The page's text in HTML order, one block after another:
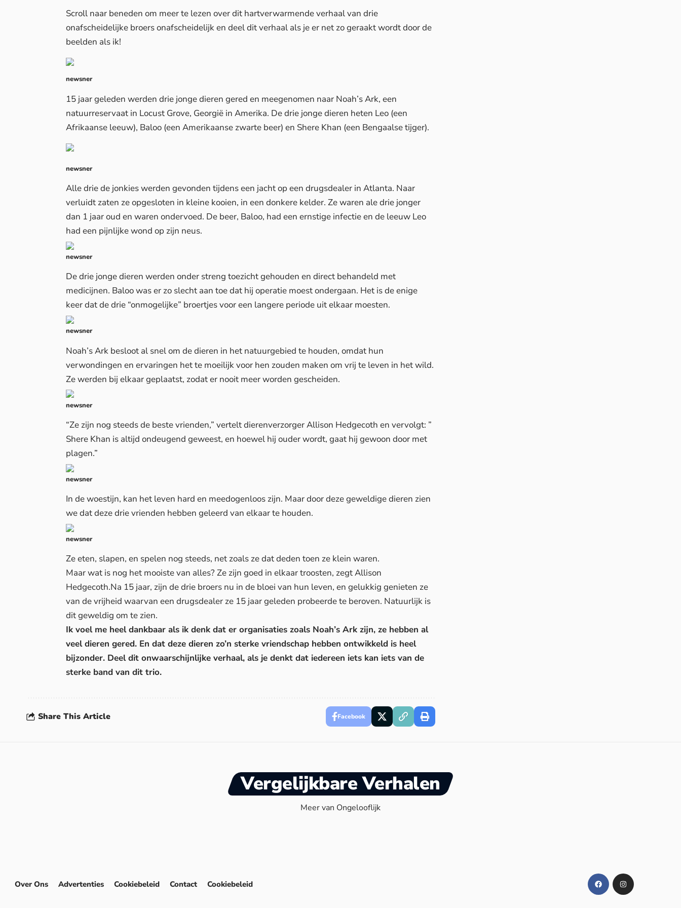
Scroll naar beneden om meer te lezen over dit hartverwarmende verhaal van drie
onafscheidelijke broers onafscheidelijk en deel dit verhaal als je er net zo geraakt wordt door de
beelden als ik!
newsner
15 jaar geleden werden drie jonge dieren gered en meegenomen naar Noah’s Ark, een
natuurreservaat in Locust Grove, Georgië in Amerika. De drie jonge dieren heten Leo (een
Afrikaanse leeuw), Baloo (een Amerikaanse zwarte beer) en Shere Khan (een Bengaalse tijger).
newsner
Alle drie de jonkies werden gevonden tijdens een jacht op een drugsdealer in Atlanta. Naar
verluidt zaten ze opgesloten in kleine kooien, in een donkere kelder. Ze waren ale drie jonger
dan 1 jaar oud en waren ondervoed. De beer, Baloo, had een ernstige infectie en de leeuw Leo
had een pijnlijke wond op zijn neus.
newsner
De drie jonge dieren werden onder streng toezicht gehouden en direct behandeld met
medicijnen. Baloo was er zo slecht aan toe dat hij operatie moest ondergaan. Het is de enige
keer dat de drie “onmogelijke” broertjes voor een langere periode uit elkaar moesten.
newsner
Noah’s Ark besloot al snel om de dieren in het natuurgebied te houden, omdat hun
verwondingen en ervaringen het te moeilijk voor hen zouden maken om vrij te leven in het wild.
Ze werden bij elkaar geplaatst, zodat er nooit meer worden gescheiden.
newsner
“Ze zijn nog steeds de beste vrienden,” vertelt dierenverzorger Allison Hedgecoth en vervolgt: ”
Shere Khan is altijd ondeugend geweest, en hoewel hij ouder wordt, gaat hij gewoon door met
plagen.”
newsner
In de woestijn, kan het leven hard en meedogenloos zijn. Maar door deze geweldige dieren zien
we dat deze drie vrienden hebben geleerd van elkaar te houden.
newsner
Ze eten, slapen, en spelen nog steeds, net zoals ze dat deden toen ze klein waren.
Maar wat is nog het mooiste van alles? Ze zijn goed in elkaar troosten, zegt Allison
Hedgecoth.Na 15 jaar, zijn de drie broers nu in de bloei van hun leven, en gelukkig genieten ze
van de vrijheid waarvan een drugsdealer ze 15 jaar geleden probeerde te beroven. Natuurlijk is
dit geweldig om te zien.
Ik voel me heel dankbaar als ik denk dat er organisaties zoals Noah’s Ark zijn, ze hebben al
veel dieren gered. En dat deze dieren zo’n sterke vriendschap hebben ontwikkeld is heel
bijzonder. Deel dit onwaarschijnlijke verhaal, als je denkt dat iedereen iets kan iets van de
sterke band van dit trio.
Share This Article Facebook
Vergelijkbare Verhalen
Meer van Ongelooflijk
Over Ons Advertenties Cookiebeleid Contact Cookiebeleid